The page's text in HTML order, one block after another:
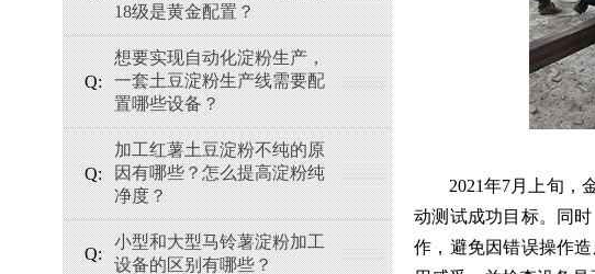
18级是黄金配置？
想要实现自动化淀粉生产，
一套土豆淀粉生产线需要配
置哪些设备？
加工红薯土豆淀粉不纯的原
因有哪些？怎么提高淀粉纯
净度？
小型和大型马铃薯淀粉加工
设备的区别有哪些？
2021年7月上旬，
动测试成功目标。同
作，避免因错误操作